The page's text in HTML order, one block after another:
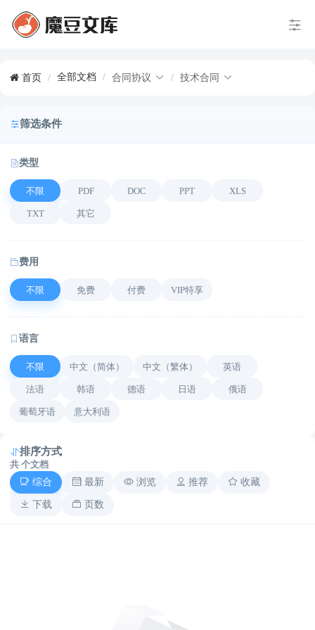
首页 / 全部文档 / 合同协议 / 技术合同
筛选条件
类型
不限 PDF DOC PPT XLS
TXT 其它
费用
不限 免费 付费 VIP特享
语言
不限 中文（简体） 中文（繁体） 英语
法语 韩语 德语 日语 俄语
葡萄牙语 意大利语
排序方式
共 个文档
综合
最新 浏览 推荐 收藏
下载 页数